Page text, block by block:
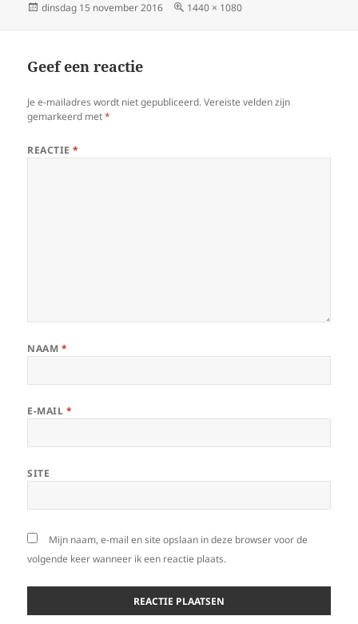
Geplaatst
dinsdag 15 november 2016
Volledige
1440 × 1080
Geef een reactie
Je e-mailadres wordt niet gepubliceerd. Vereiste velden zijn
gemarkeerd met*
REACTIE*
NAAM *
E-MAIL *
SITE
Mijn naam, e-mail en site opslaan in deze browser voor de
volgende keer wanneer ik een reactie plaats.